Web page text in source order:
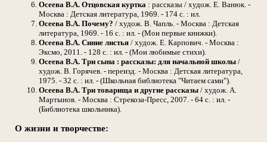
Осеева В.А. Отцовская куртка : рассказы / худож. Е. Ванюк. -
Москва : Детская литература, 1969. - 174 с. : ил.
Осеева В.А. Почему? / худож. В. Чапль. - Москва : Детская
литература, 1969. - 16 с. : ил. - (Мои первые книжки).
Осеева В.А. Синие листья / худож. Е. Карпович. - Москва :
Эксмо, 2011. - 128 с. : ил. - (Мои любимые стихи).
Осеева В.А. Три сына : рассказы: для начальной школы /
худож. В. Горячев. - переизд. - Москва : Детская литература,
1975. - 32 с. : ил. - (Школьная библиотека "Читаем сами").
Осеева В.А. Три товарища и другие рассказы / худож. А.
Мартынов. - Москва : Стрекоза-Пресс, 2007. - 64 с. : ил. -
(Библиотека школьника).
О жизни и творчестве: